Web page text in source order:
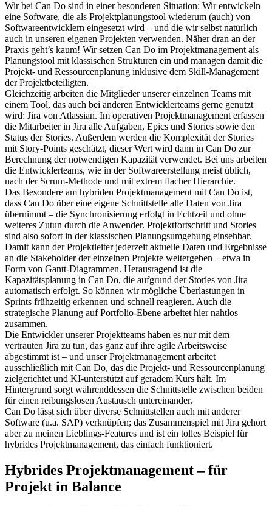
Wir bei Can Do sind in einer besonderen Situation: Wir entwickeln
eine Software, die als Projektplanungstool wiederum (auch) von
Softwareentwicklern eingesetzt wird – und die wir selbst natürlich
auch in unseren eigenen Projekten verwenden. Näher dran an der
Praxis geht’s kaum! Wir setzen Can Do im Projektmanagement als
Planungstool mit klassischen Strukturen ein und managen damit die
Projekt- und Ressourcenplanung inklusive dem Skill-Management
der Projektbeteiligten.
Gleichzeitig arbeiten die Mitglieder unserer einzelnen Teams mit
einem Tool, das auch bei anderen Entwicklerteams gerne genutzt
wird: Jira von Atlassian. Im operativen Projektmanagement erfassen
die Mitarbeiter in Jira alle Aufgaben, Epics und Stories sowie den
Status der Stories. Außerdem werden die Komplexität der Stories
mit Story-Points geschätzt, dieser Wert wird dann in Can Do zur
Berechnung der notwendigen Kapazität verwendet. Bei uns arbeiten
die Entwicklerteams, wie in der Softwareerstellung meist üblich,
nach der Scrum-Methode und mit extrem flacher Hierarchie.
Das Besondere am hybriden Projektmanagement mit Can Do ist,
dass Can Do über eine eigene Schnittstelle alle Daten von Jira
übernimmt – die Synchronisierung erfolgt in Echtzeit und ohne
weiteres Zutun durch die Anwender. Projektfortschritt und Stories
sind also sofort in der klassischen Planungsumgebung einsehbar.
Damit kann der Projektleiter jederzeit aktuelle Daten und Ergebnisse
an die Stakeholder der einzelnen Projekte weitergeben – etwa in
Form von Gantt-Diagrammen. Herausragend ist die
Kapazitätsplanung in Can Do, die aufgrund der Stories von Jira
automatisch erfolgt. So können wir mögliche Überlastungen in
Sprints frühzeitig erkennen und schnell reagieren. Auch die
strategische Planung auf Portfolio-Ebene arbeitet hier nahtlos
zusammen.
Die Entwickler unserer Projektteams haben es nur mit dem
vertrauten Jira zu tun, das ganz auf ihre agile Arbeitsweise
abgestimmt ist – und unser Projektmanagement arbeitet
ausschließlich mit Can Do, das die Projekt- und Ressourcenplanung
zielgerichtet und KI-unterstützt auf geradem Kurs hält. Im
Hintergrund sorgt währenddessen die Schnittstelle zwischen beiden
für einen reibungslosen Austausch untereinander.
Can Do lässt sich über diverse Schnittstellen auch mit anderer
Software (u.a. SAP) verknüpfen; das Zusammenspiel mit Jira gehört
aber zu meinen Lieblings-Features und ist ein tolles Beispiel für
hybrides Projektmanagement, das einfach funktioniert.
Hybrides Projektmanagement – für
Projekt in Balance